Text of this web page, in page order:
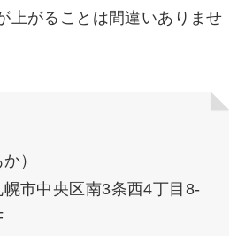
上がることは間違いありませ
）
市中央区南3条西4丁目8-